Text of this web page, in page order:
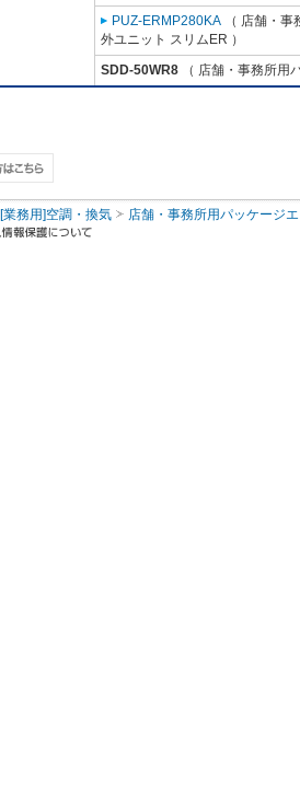
PUZ-ERMP280KA （ 店舗・
外ユニット スリムER ）
SDD-50WR8 （ 店舗・事務所用
[業務用]空調・換気 店舗・事務所用パッケージ